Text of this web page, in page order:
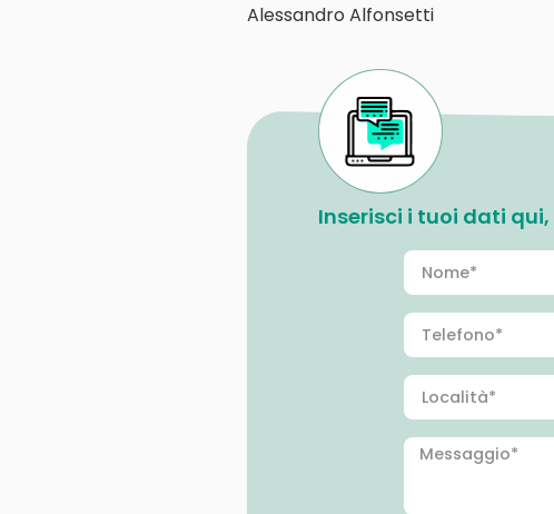
Alessandro Alfonsetti
Inserisci i tuoi dati